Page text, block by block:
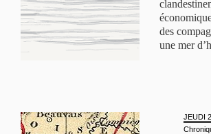
des
une mer
JEUDI